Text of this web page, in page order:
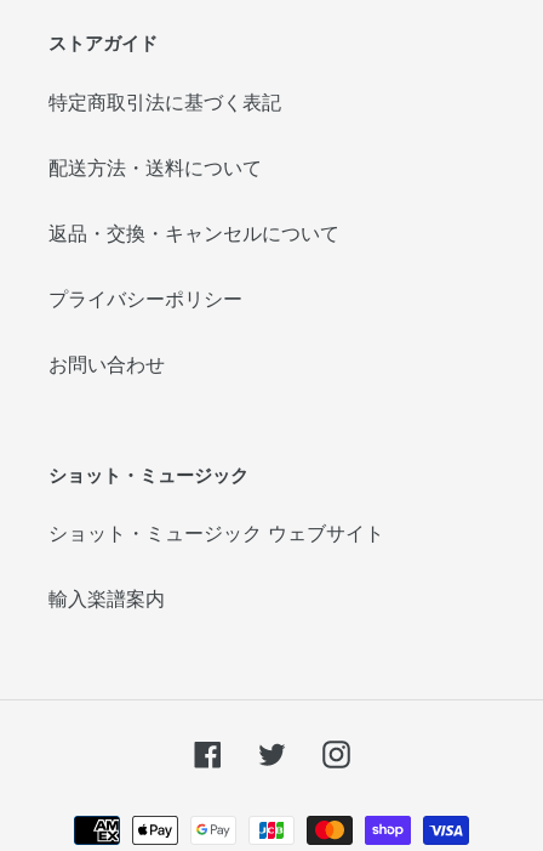
ストアガイド
特定商取引法に基づく表記
配送方法・送料について
返品・交換・キャンセルについて
プライバシーポリシー
お問い合わせ
ショット・ミュージック
ショット・ミュージック ウェブサイト
輸入楽譜案内
FacebookTwitterInstagram
お
支